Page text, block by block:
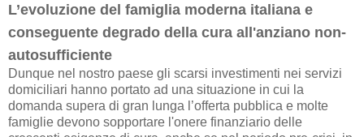
L’evoluzione del famiglia moderna italiana e
conseguente degrado della cura all'anziano non-
autosufficiente
Dunque nel nostro paese gli scarsi investimenti nei servizi
domiciliari hanno portato ad una situazione in cui la
domanda supera di gran lunga l’offerta pubblica e molte
famiglie devono sopportare l'onere finanziario delle